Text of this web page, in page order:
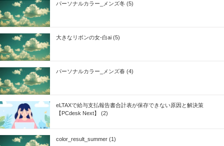
パーソナルカラー_メンズ冬 (5)
大きなリボンの女-白ai (5)
パーソナルカラー_メンズ春 (4)
eLTAXで給与支払報告書合計表が保存できない原因と解決策
【PCdesk Next】 (2)
color_result_summer (1)